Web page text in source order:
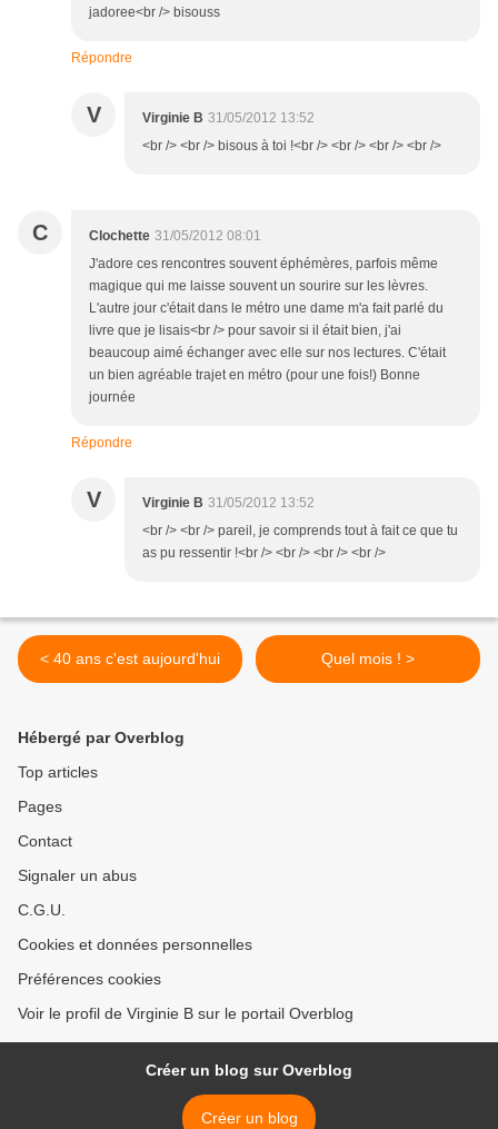
jadoree<br /> bisouss
Répondre
V Virginie B 31/05/2012 13:52
<br /> <br /> bisous à toi !<br /> <br /> <br /> <br />
C Clochette 31/05/2012 08:01
J'adore ces rencontres souvent éphémères, parfois même
magique qui me laisse souvent un sourire sur les lèvres.
L'autre jour c'était dans le métro une dame m'a fait parlé du
livre que je lisais<br /> pour savoir si il était bien, j'ai
beaucoup aimé échanger avec elle sur nos lectures. C'était
un bien agréable trajet en métro (pour une fois!) Bonne
journée
Répondre
V Virginie B 31/05/2012 13:52
<br /> <br /> pareil, je comprends tout à fait ce que tu
as pu ressentir !<br /> <br /> <br /> <br />
< 40 ans c'est aujourd'hui Quel mois ! >
Hébergé par Overblog
Top articles
Pages
Contact
Signaler un abus
C.G.U.
Cookies et données personnelles
Préférences cookies
Voir le profil de Virginie B sur le portail Overblog
Créer un blog sur Overblog
Créer un blog